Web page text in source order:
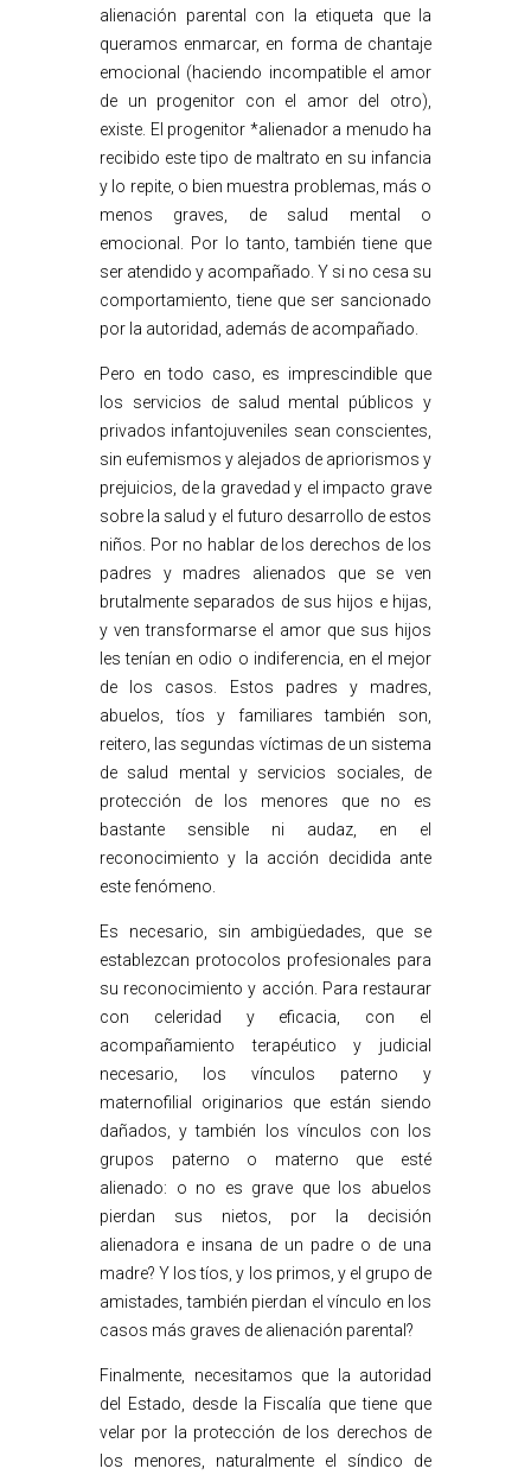
alienación parental con la etiqueta que la
queramos enmarcar, en forma de chantaje
emocional (haciendo incompatible el amor
de un progenitor con el amor del otro),
existe. El progenitor *alienador a menudo ha
recibido este tipo de maltrato en su infancia
y lo repite, o bien muestra problemas, más o
menos graves, de salud mental o
emocional. Por lo tanto, también tiene que
ser atendido y acompañado. Y si no cesa su
comportamiento, tiene que ser sancionado
por la autoridad, además de acompañado.
Pero en todo caso, es imprescindible que
los servicios de salud mental públicos y
privados infantojuveniles sean conscientes,
sin eufemismos y alejados de apriorismos y
prejuicios, de la gravedad y el impacto grave
sobre la salud y el futuro desarrollo de estos
niños. Por no hablar de los derechos de los
padres y madres alienados que se ven
brutalmente separados de sus hijos e hijas,
y ven transformarse el amor que sus hijos
les tenían en odio o indiferencia, en el mejor
de los casos. Estos padres y madres,
abuelos, tíos y familiares también son,
reitero, las segundas víctimas de un sistema
de salud mental y servicios sociales, de
protección de los menores que no es
bastante sensible ni audaz, en el
reconocimiento y la acción decidida ante
este fenómeno.
Es necesario, sin ambigüedades, que se
establezcan protocolos profesionales para
su reconocimiento y acción. Para restaurar
con celeridad y eficacia, con el
acompañamiento terapéutico y judicial
necesario, los vínculos paterno y
maternofilial originarios que están siendo
dañados, y también los vínculos con los
grupos paterno o materno que esté
alienado: o no es grave que los abuelos
pierdan sus nietos, por la decisión
alienadora e insana de un padre o de una
madre? Y los tíos, y los primos, y el grupo de
amistades, también pierdan el vínculo en los
casos más graves de alienación parental?
Finalmente, necesitamos que la autoridad
del Estado, desde la Fiscalía que tiene que
velar por la protección de los derechos de
los menores, naturalmente el síndico de